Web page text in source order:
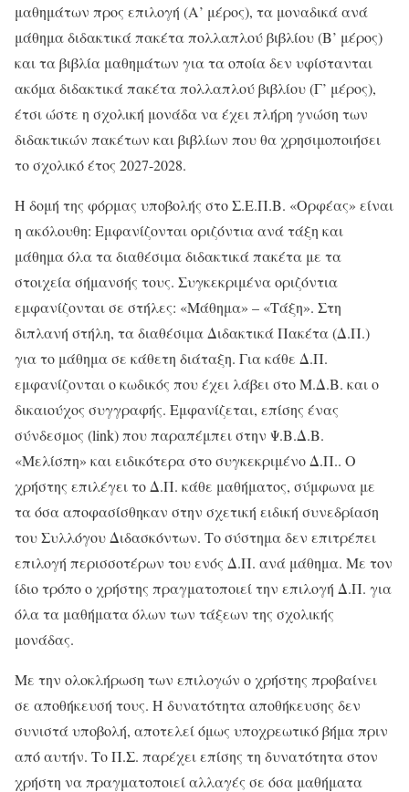
μαθημάτων προς επιλογή (Α’ μέρος), τα μοναδικά ανά
μάθημα διδακτικά πακέτα πολλαπλού βιβλίου (Β’ μέρος)
και τα βιβλία μαθημάτων για τα οποία δεν υφίστανται
ακόμα διδακτικά πακέτα πολλαπλού βιβλίου (Γ’ μέρος),
έτσι ώστε η σχολική μονάδα να έχει πλήρη γνώση των
διδακτικών πακέτων και βιβλίων που θα χρησιμοποιήσει
το σχολικό έτος 2027-2028.
Η δομή της φόρμας υποβολής στο Σ.Ε.Π.Β. «Ορφέας» είναι
η ακόλουθη: Εμφανίζονται οριζόντια ανά τάξη και
μάθημα όλα τα διαθέσιμα διδακτικά πακέτα με τα
στοιχεία σήμανσής τους. Συγκεκριμένα οριζόντια
εμφανίζονται σε στήλες: «Μάθημα» – «Τάξη». Στη
διπλανή στήλη, τα διαθέσιμα Διδακτικά Πακέτα (Δ.Π.)
για το μάθημα σε κάθετη διάταξη. Για κάθε Δ.Π.
εμφανίζονται ο κωδικός που έχει λάβει στο Μ.Δ.Β. και ο
δικαιούχος συγγραφής. Εμφανίζεται, επίσης ένας
σύνδεσμος (link) που παραπέμπει στην Ψ.Β.Δ.Β.
«Μελίσπη» και ειδικότερα στο συγκεκριμένο Δ.Π.. Ο
χρήστης επιλέγει το Δ.Π. κάθε μαθήματος, σύμφωνα με
τα όσα αποφασίσθηκαν στην σχετική ειδική συνεδρίαση
του Συλλόγου Διδασκόντων. Το σύστημα δεν επιτρέπει
επιλογή περισσοτέρων του ενός Δ.Π. ανά μάθημα. Με τον
ίδιο τρόπο ο χρήστης πραγματοποιεί την επιλογή Δ.Π. για
όλα τα μαθήματα όλων των τάξεων της σχολικής
μονάδας.
Με την ολοκλήρωση των επιλογών ο χρήστης προβαίνει
σε αποθήκευσή τους. Η δυνατότητα αποθήκευσης δεν
συνιστά υποβολή, αποτελεί όμως υποχρεωτικό βήμα πριν
από αυτήν. Το Π.Σ. παρέχει επίσης τη δυνατότητα στον
χρήστη να πραγματοποιεί αλλαγές σε όσα μαθήματα